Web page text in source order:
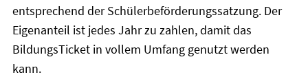
entsprechend der Schülerbeförderungssatzung. Der
Eigenanteil ist jedes Jahr zu zahlen, damit das
BildungsTicket in vollem Umfang genutzt werden
kann.